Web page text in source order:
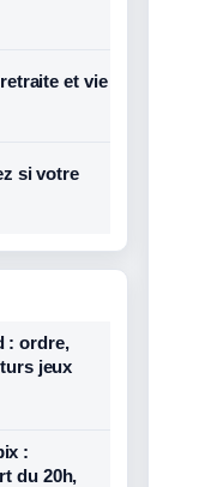
et vie
si votre
: ordre,
jeux
:
du 20h,